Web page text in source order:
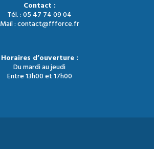
Contact :
Tél. : 05 47 74 09 04
Mail : contact@ffforce.fr
Horaires d’ouverture :
Du mardi au jeudi
Entre 13h00 et 17h00